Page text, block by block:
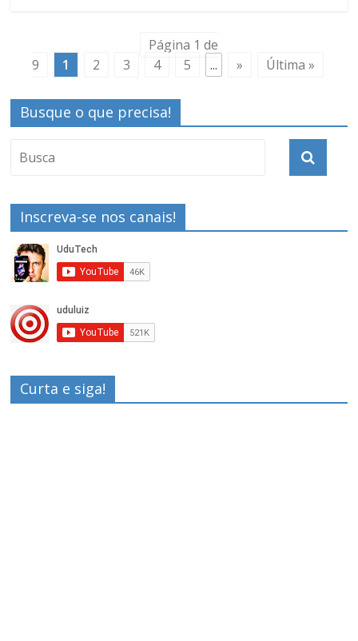
Página 1 de
9
1 2 3 4 5 ... » Última »
Busque o que precisa!
Inscreva-se nos canais!
Curta e siga!